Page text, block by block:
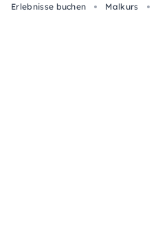
Erlebnisse buchen
Malkurs